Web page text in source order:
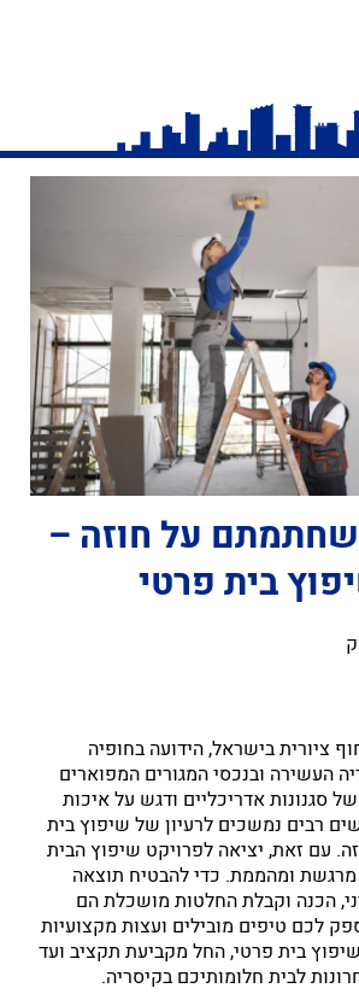
שחתמתם על חוזה –
בית פרטי
ציורית בישראל, הידועה בחופיה
העשירה ובנכסי המגורים המפוארים
סגנונות אדריכליים ודגש על איכות
רבים נמשכים לרעיון של שיפוץ בית
עם זאת, יציאה לפרויקט שיפוץ הבית
מרגשת ומהממת. כדי להבטיח תוצאה
הכנה וקבלת החלטות מושכלת הם
לכם טיפים מובילים ועצות מקצועיות
בית פרטי, החל מקביעת תקציב ועד
לבית חלומותיכם בקיסריה.